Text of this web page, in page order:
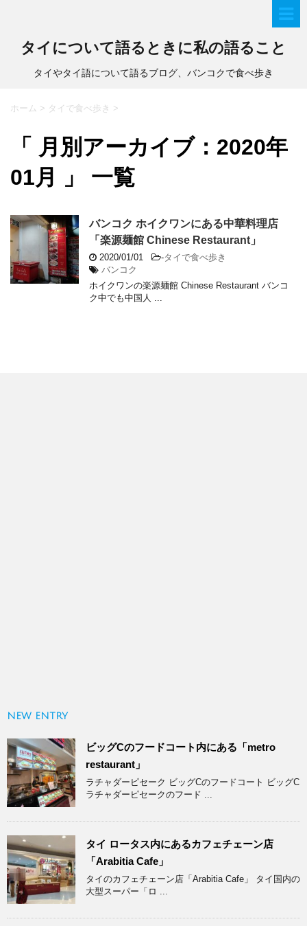
タイについて語るときに私の語ること
タイやタイ語について語るブログ、バンコクで食べ歩き
ホーム > タイで食べ歩き >
「 月別アーカイブ：2020年
01月 」 一覧
バンコク ホイクワンにある中華料理店
「楽源麺館 Chinese Restaurant」
2020/01/01 -タイで食べ歩き
バンコク
ホイクワンの楽源麺館 Chinese Restaurant バンコ
ク中でも中国人 ...
NEW ENTRY
ビッグCのフードコート内にある「metro
restaurant」
ラチャダーピセーク ビッグCのフードコート ビッグC
ラチャダーピセークのフード ...
タイ ロータス内にあるカフェチェーン店
「Arabitia Cafe」
タイのカフェチェーン店「Arabitia Cafe」 タイ国内の
大型スーパー「ロ ...